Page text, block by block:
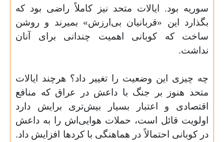
سوریه بود. ایالات متحد نیز کاملاً راضی بود که
بگذارد این «قربانیان بی‌ارزش» بمیرند و روشن
ساخت که کوبانی اهمیت چندانی برای آنان
نداشت.
چه چیزی این وضعیت را تغییر داد؟ هرچند ایالات
متحد هنوز بر جنگ با داعش در عراق که منافع
اقتصادی و اعتبار بسیار بیشتری برایش دارد
اولویت قائل است، حملات هواییاش را به داعش
در کوبانی احتمالاً در هماهنگی با کردها افزایش داد.